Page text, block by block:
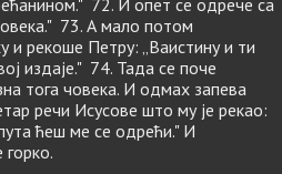
72. И опет се одрече са
73. А мало потом
и рекоше Петру: „Ваистину и ти
издаје." 74. Тада се поче
тога човека. И одмах запева
речи Исусове што му је рекао:
ћеш ме се одрећи." И